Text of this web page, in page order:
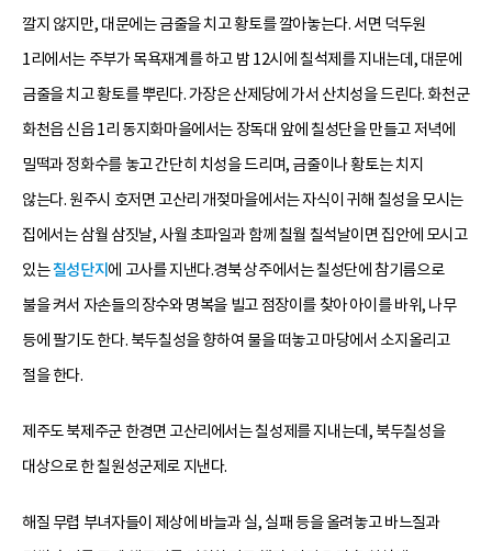
깔지 않지만, 대문에는 금줄을 치고 황토를 깔아놓는다. 서면 덕두원
1리에서는 주부가 목욕재계를 하고 밤 12시에 칠석제를 지내는데, 대문에
금줄을 치고 황토를 뿌린다. 가장은 산제당에 가서 산치성을 드린다. 화천군
화천읍 신읍 1리 동지화마을에서는 장독대 앞에 칠성단을 만들고 저녁에
밀떡과 정화수를 놓고 간단히 치성을 드리며, 금줄이나 황토는 치지
않는다. 원주시 호저면 고산리 개젖마을에서는 자식이 귀해 칠성을 모시는
집에서는 삼월 삼짓날, 사월 초파일과 함께 칠월 칠석날이면 집안에 모시고
있는칠성단지 에 고사를 지낸다.경북 상주에서는 칠성단에 참기름으로
불을 켜서 자손들의 장수와 명복을 빌고 점장이를 찾아 아이를 바위, 나무
등에 팔기도 한다. 북두칠성을 향하여 물을 떠놓고 마당에서 소지올리고
절을 한다.
제주도 북제주군 한경면 고산리에서는 칠성제를 지내는데, 북두칠성을
대상으로 한 칠원성군제로 지낸다.
해질 무렵 부녀자들이 제상에 바늘과 실, 실패 등을 올려놓고 바느질과